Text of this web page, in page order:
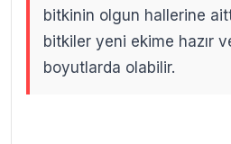
bitkinin olgun hallerine
bitkiler yeni ekime hazır
boyutlarda olabilir.